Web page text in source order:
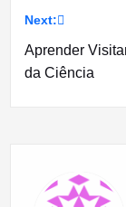
artigos
Next:
Aprender
da Ciência